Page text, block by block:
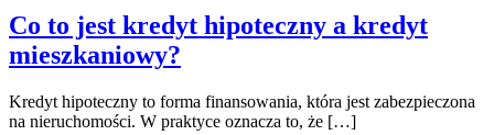
Co to jest kredyt hipoteczny a kredyt
mieszkaniowy?
Kredyt hipoteczny to forma finansowania, która jest zabezpieczona
na nieruchomości. W praktyce oznacza to, że […]